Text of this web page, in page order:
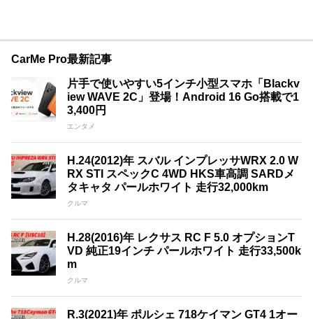
CarMe Pro最新記事
片手で使いやすい5インチ小型スマホ「Blackv
iew WAVE 2C」登場！Android 16 Go搭載で1
3,400円
エンタメ
H.24(2012)年 スバル インプレッサWRX 2.0 W
RX STI スペックC 4WD HKS車高調 SARDメ
タキャタ パールホワイト 走行32,000km
クルマ
H.28(2016)年 レクサス RC F 5.0 オプションT
VD 純正19インチ パールホワイト 走行33,500k
m
クルマ
R.3(2021)年 ポルシェ 718ケイマン GT4 1オー